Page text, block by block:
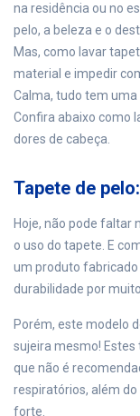
na residência ou no
pelo, a beleza e o
Mas, como lavar
material e impedir
Calma, tudo tem
Confira abaixo como
dores de cabeça.
Tapete de
Hoje, não pode faltar
o uso do tapete. E
um produto
durabilidade por
Porém, este modelo
sujeira mesmo!
que não é
respiratórios, além
forte.